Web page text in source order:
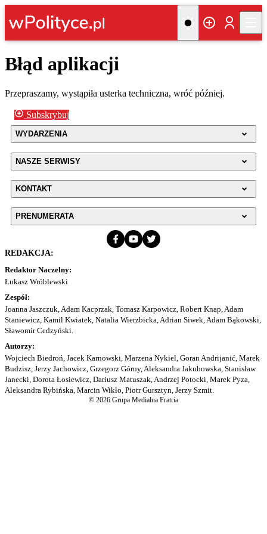
Błąd aplikacji
Przepraszamy, wystąpiła usterka techniczna, wróć później.
Subskrybuj
WYDARZENIA
NASZE SERWISY
KONTAKT
PRENUMERATA
REDAKCJA:
Redaktor Naczelny:
Łukasz Wróblewski
Zespół:
Joanna Jaszczuk, Adam Kacprzak, Tomasz Karpowicz, Robert Knap, Adam
Staniewicz, Kamil Kwiatek, Natalia Wierzbicka, Adrian Siwek, Adam Bąkowski,
Sławomir Cedzyński.
Autorzy:
Wojciech Biedroń, Jacek Karnowski, Marzena Nykiel, Goran Andrijanić, Marek
Budzisz, Jerzy Jachowicz, Grzegorz Górny, Aleksandra Jakubowska, Stanisław
Janecki, Dorota Łosiewicz, Dariusz Matuszak, Andrzej Potocki, Marek Pyza,
Aleksandra Rybińska, Marcin Wikło, Piotr Gursztyn, Jerzy Szmit.
© 2026 Grupa Medialna Fratria